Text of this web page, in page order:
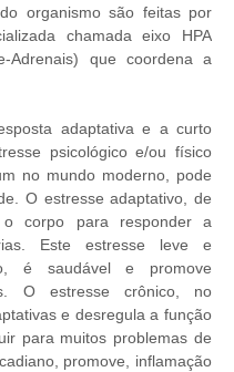
organismo são feitas por
chamada eixo HPA
Adrenais) que coordena a
adaptativa e a curto
psicológico e/ou físico
no mundo moderno, pode
O estresse adaptativo, de
corpo para responder a
Este estresse leve e
é saudável e promove
O estresse crônico, no
e desregula a função
para muitos problemas de
promove, inflamação